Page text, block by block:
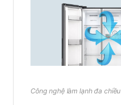
Công nghệ làm lạnh đa chiều